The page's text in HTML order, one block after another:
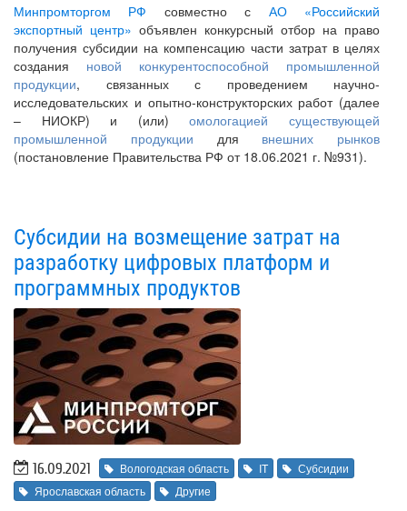
Минпромторгом РФ совместно с АО «Российский
экспортный центр» объявлен конкурсный отбор на право
получения субсидии на компенсацию части затрат в целях
создания новой конкурентоспособной промышленной
продукции, связанных с проведением научно-
исследовательских и опытно-конструкторских работ (далее
– НИОКР) и (или)омологацией существующей
промышленной продукции для внешних рынков
(постановление Правительства РФ от 18.06.2021 г. №931).
Субсидии на возмещение затрат на
разработку цифровых платформ и
программных продуктов
16.09.2021 Вологодская область IT
Субсидии
Ярославская область
Другие